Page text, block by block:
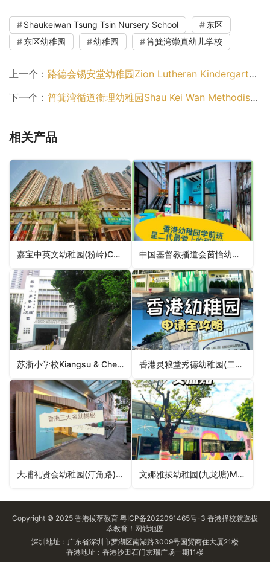
Shaukeiwan Tsung Tsin Nursery School
东区
东区幼稚园
幼稚园 筲箕湾崇真幼儿学校
上一个： 路德会锡安堂幼稚园Zion Lutheran Kindergarten（东区幼稚园）
下一个： 筲箕湾循道衞理幼稚园Shau Kei Wan Methodist Kindergarten（东区幼稚园）
相关产品
嘉宝中英文幼稚园(粉岭)Carbo Anglo-Chinese Kindergarten (Fanling)（幼稚园） 中国基督教播道会茵怡幼儿学校AEFCHK-EFCC Verbena Nursery School（西贡区幼稚园）
苏浙小学校Kiangsu & Chekiang Primary School（东区幼稚园） 香港灵粮堂秀德幼稚园(二校)Hong Kong Ling Liang Church Sau Tak Kindergarten (Campus 2)（深水埗区幼稚园）
大埔礼贤会幼稚园(汀角路)Tai Po Rhenish Church Kindergarten (Ting Kok Road)（大埔区幼稚园） 文娜雅拔幼稚园(九龙塘)Manhabit Kindergarten (Kowloon Tong)（九龙城区幼稚园）
Copyright © 2025 香港拔萃教育 粤ICP备2022091465号-3 香港择校就选拔
萃教育！ 网站地图
深圳地址：广东省深圳市罗湖区南湖路3009号国贸商住大厦21楼
香港地址：香港沙田石门京瑞广场一期11楼